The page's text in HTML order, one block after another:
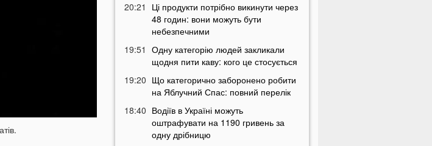
20:21
Ці продукти потрібно викинути через
48 годин: вони можуть бути
небезпечними
19:51
Одну категорію людей закликали
щодня пити каву: кого це стосується
19:20 Що категорично заборонено робити
на Яблучний Спас: повний перелік
18:40 Водіїв в Україні можуть
оштрафувати на 1190 гривень за
одну дрібницю